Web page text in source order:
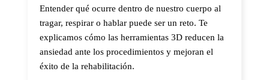
Entender qué ocurre dentro de nuestro cuerpo al
tragar, respirar o hablar puede ser un reto. Te
explicamos cómo las herramientas 3D reducen la
ansiedad ante los procedimientos y mejoran el
éxito de la rehabilitación.